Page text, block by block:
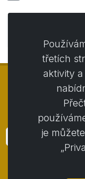
©
třetích
aktivity
je